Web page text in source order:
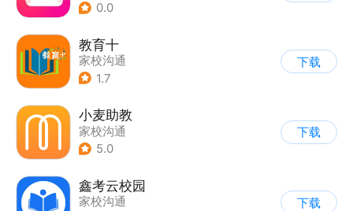
0.0
教育十
家校沟通
1.7
下载
小麦助教
家校沟通
5.0
下载
鑫考云校园
家校沟通
下载